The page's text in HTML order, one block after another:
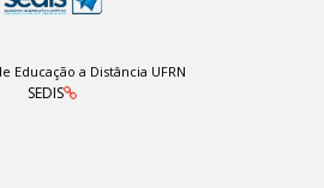
Educação a Distância UFRN
SEDIS